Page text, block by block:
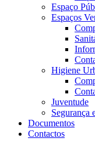
Espaço
Espaços
Higiene
Juventude
Segurança
Documentos
Contactos